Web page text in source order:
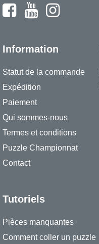
Information
Statut de la commande
Expédition
Paiement
Qui sommes-nous
Termes et conditions
Puzzle Championnat
Contact
Tutoriels
Pièces manquantes
Comment coller un puzzle